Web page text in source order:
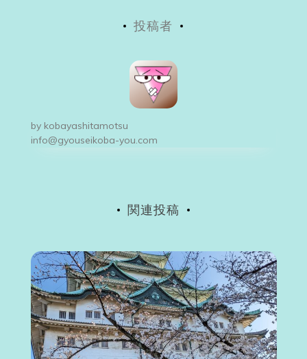
ー
シ
投稿者
by kobayashitamotsu
info@gyouseikoba-you.com
関連投稿